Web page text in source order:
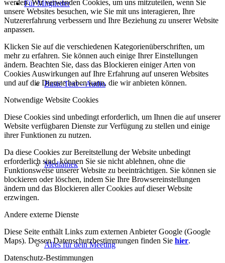
Für Mitglieder
Basic Text – Audio
Mediathek
Alles für dein Meeting
werden. Wir verwenden Cookies, um uns mitzuteilen, wenn Sie
unsere Websites besuchen, wie Sie mit uns interagieren, Ihre
Nutzererfahrung verbessern und Ihre Beziehung zu unserer Website
anpassen.
Klicken Sie auf die verschiedenen Kategorienüberschriften, um
mehr zu erfahren. Sie können auch einige Ihrer Einstellungen
ändern. Beachten Sie, dass das Blockieren einiger Arten von
Cookies Auswirkungen auf Ihre Erfahrung auf unseren Websites
und auf die Dienste haben kann, die wir anbieten können.
Notwendige Website Cookies
Diese Cookies sind unbedingt erforderlich, um Ihnen die auf unserer
Website verfügbaren Dienste zur Verfügung zu stellen und einige
ihrer Funktionen zu nutzen.
Da diese Cookies zur Bereitstellung der Website unbedingt
erforderlich sind, können Sie sie nicht ablehnen, ohne die
Funktionsweise unserer Website zu beeinträchtigen. Sie können sie
blockieren oder löschen, indem Sie Ihre Browsereinstellungen
ändern und das Blockieren aller Cookies auf dieser Website
erzwingen.
Andere externe Dienste
Diese Seite enthält Links zum externen Anbieter Google (Google
Maps). Dessen Datenschutzbestimmungen finden Sie hier.
Datenschutz-Bestimmungen